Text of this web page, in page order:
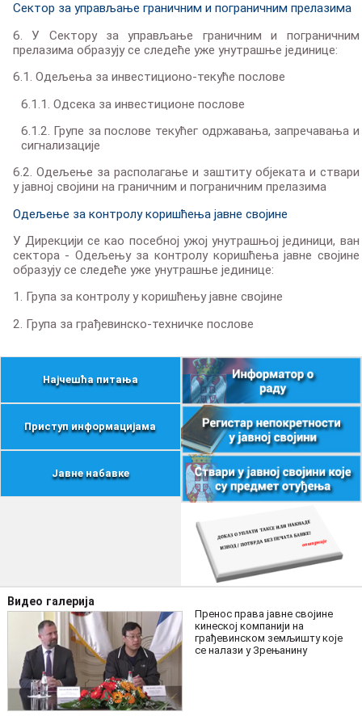
Сектор за управљање граничним и пограничним прелазима
6. У Сектору за управљање граничним и пограничним
прелазима образују се следеће уже унутрашње јединице:
6.1. Одељења за инвестиционо-текуће послове
6.1.1. Одсека за инвестиционе послове
6.1.2. Групе за послове текућег одржавања, запречавања и
сигнализације
6.2. Одељење за располагање и заштиту објеката и ствари
у јавној својини на граничним и пограничним прелазима
Одељење за контролу коришћења јавне својине
У Дирекцији се као посебној ужој унутрашњој јединици, ван
сектора - Одељењу за контролу коришћења јавне својине
образују се следеће уже унутрашње јединице:
1. Група за контролу у коришћењу јавне својине
2. Група за грађевинско-техничке послове
Најчешћа питања
Приступ информацијама
Јавне набавке
Видео галерија
Пренос права јавне својине
кинеској компанији на
грађевинском земљишту које
се налази у Зрењанину